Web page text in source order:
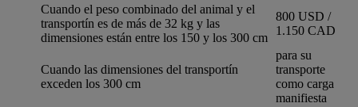
Cuando el peso combinado del animal y el
transportín es de más de 32 kg y las
dimensiones están entre los 150 y los 300 cm
800 USD /
1.150 CAD
Cuando las dimensiones del transportín
exceden los 300 cm
para su
transporte
como carga
manifiesta